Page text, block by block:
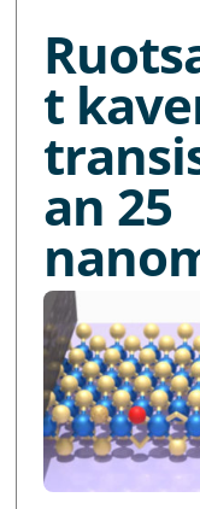
t
an 25